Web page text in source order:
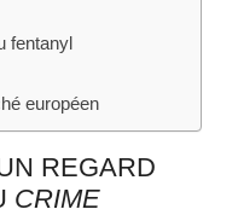
fentanyl
européen
REGARD
CRIME